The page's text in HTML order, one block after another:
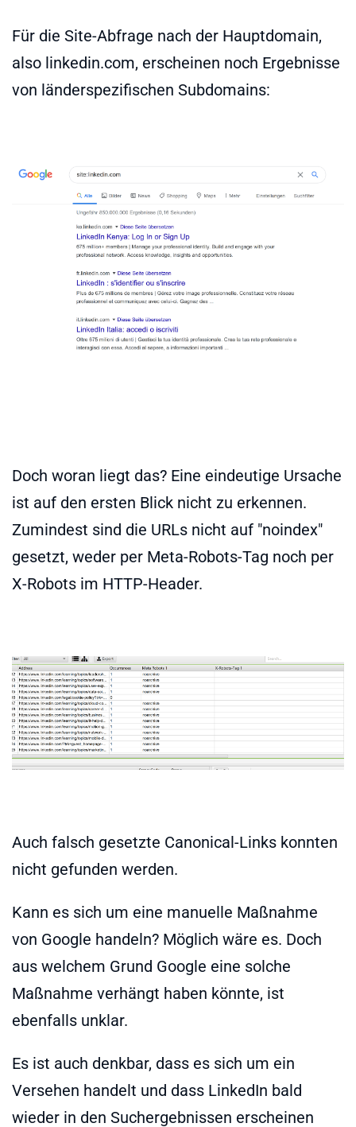
Für die Site-Abfrage nach der Hauptdomain,
also linkedin.com, erscheinen noch Ergebnisse
von länderspezifischen Subdomains:
Doch woran liegt das? Eine eindeutige Ursache
ist auf den ersten Blick nicht zu erkennen.
Zumindest sind die URLs nicht auf "noindex"
gesetzt, weder per Meta-Robots-Tag noch per
X-Robots im HTTP-Header.
Auch falsch gesetzte Canonical-Links konnten
nicht gefunden werden.
Kann es sich um eine manuelle Maßnahme
von Google handeln? Möglich wäre es. Doch
aus welchem Grund Google eine solche
Maßnahme verhängt haben könnte, ist
ebenfalls unklar.
Es ist auch denkbar, dass es sich um ein
Versehen handelt und dass LinkedIn bald
wieder in den Suchergebnissen erscheinen